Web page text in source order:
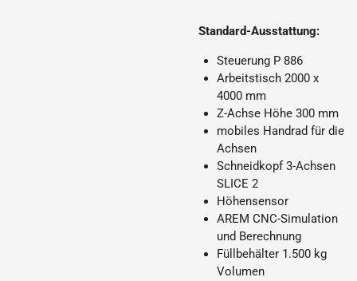
Standard-Ausstattung:
Steuerung P 886
Arbeitstisch 2000 x
4000 mm
Z-Achse Höhe 300 mm
mobiles Handrad für die
Achsen
Schneidkopf 3-Achsen
SLICE 2
Höhensensor
AREM CNC-Simulation
und Berechnung
Füllbehälter 1.500 kg
Volumen